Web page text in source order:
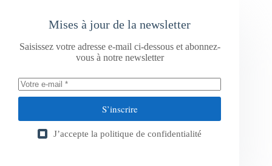
Mises à jour de la newsletter
Saisissez votre adresse e-mail ci-dessous et abonnez-
vous à notre newsletter
S’inscrire
J’accepte la politique de confidentialité